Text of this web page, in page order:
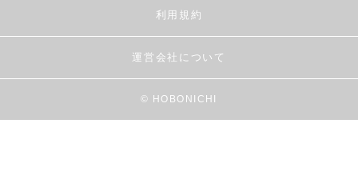
利用規約
運営会社について
© HOBONICHI